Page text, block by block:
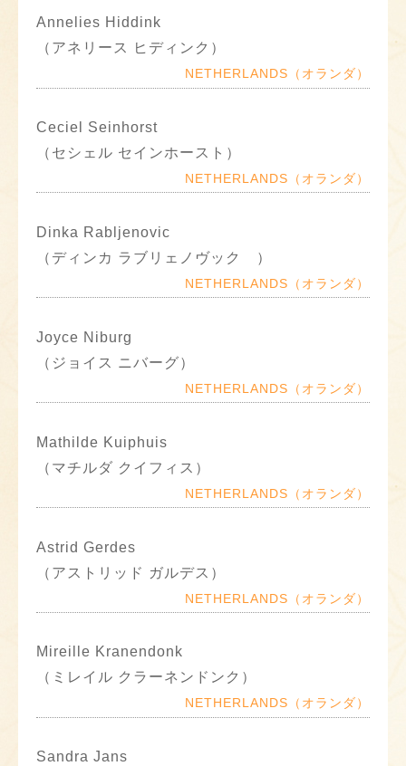
Annelies Hiddink
（アネリース ヒディンク）
NETHERLANDS（オランダ）
Ceciel Seinhorst
（セシェル セインホースト）
NETHERLANDS（オランダ）
Dinka Rabljenovic
（ディンカ ラブリェノヴック ）
NETHERLANDS（オランダ）
Joyce Niburg
（ジョイス ニバーグ）
NETHERLANDS（オランダ）
Mathilde Kuiphuis
（マチルダ クイフィス）
NETHERLANDS（オランダ）
Astrid Gerdes
（アストリッド ガルデス）
NETHERLANDS（オランダ）
Mireille Kranendonk
（ミレイル クラーネンドンク）
NETHERLANDS（オランダ）
Sandra Jans